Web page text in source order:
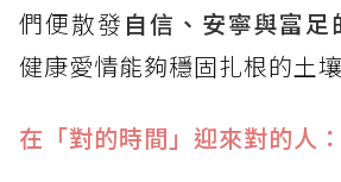
們便散發 自信、安寧與富足
健康愛情能夠穩固扎根的土壤
在「對的時間」迎來對的人：